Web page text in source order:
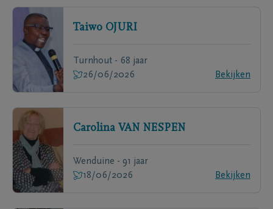
Taiwo OJURI
Turnhout - 68 jaar
26/06/2026
Bekijken
Carolina VAN NESPEN
Wenduine - 91 jaar
18/06/2026
Bekijken